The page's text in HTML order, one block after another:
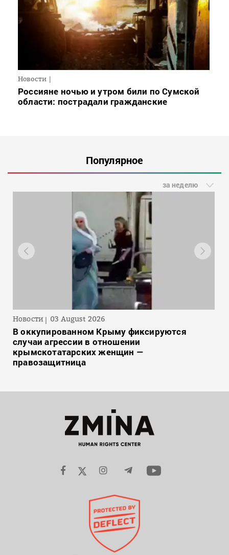
Новости
Россияне ночью и утром били по Сумской
области: пострадали гражданские
Популярное
за неделю
Новости 03 August 2026
В оккупированном Крыму фиксируются
случаи агрессии в отношении
крымскотатарских женщин —
правозащитница